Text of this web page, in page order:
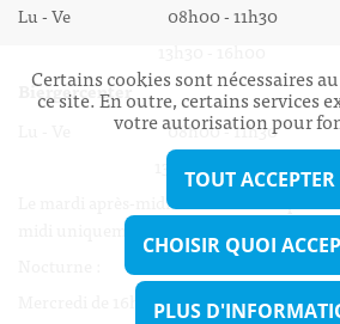
Lu - Ve 08h00 - 11h30
Biergercenter
Lu - Ve 08h00 - 11h30
13h30 - 16h00
Le mardi après-midi et le vendredi après-
midi uniquement sur Rdv.
Mercredi de 16h00 - 18h45 uniquement
Certains cookies sont nécessaires
ce site. En outre, certains services
votre autorisation pour
TOUT ACCEPTER
CHOISIR QUOI
PLUS